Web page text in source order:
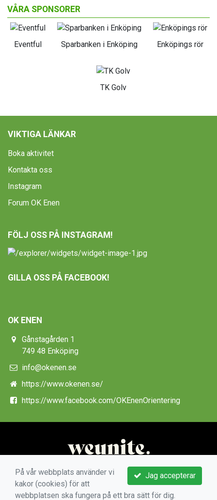
VÅRA SPONSORER
Eventful Sparbanken i Enköping Enköpings rör
TK Golv
VIKTIGA LÄNKAR
Boka aktivitet
Kontakta oss
Instagram
Forum OK Enen
FÖLJ OSS PÅ INSTAGRAM!
GILLA OSS PÅ FACEBOOK!
OK ENEN
Gånstagården 1
749 48 Enköping
info@okenen.se
https://www.okenen.se/
https://www.facebook.com/OKEnenOrientering
Jag accepterar
På vår webbplats använder vi
kakor (cookies) för att
webbplatsen ska fungera på ett bra sätt för dig.